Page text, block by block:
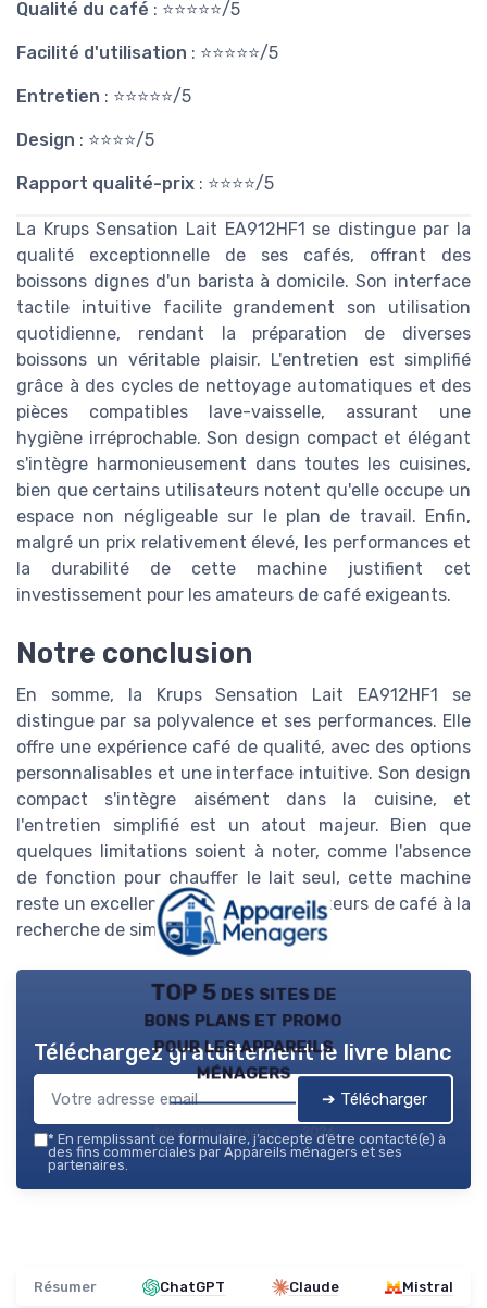
Qualité du café : ⭐️⭐️⭐️⭐️⭐️/5
Facilité d'utilisation : ⭐️⭐️⭐️⭐️⭐️/5
Entretien : ⭐️⭐️⭐️⭐️⭐️/5
Design : ⭐️⭐️⭐️⭐️/5
Rapport qualité-prix : ⭐️⭐️⭐️⭐️/5
La Krups Sensation Lait EA912HF1 se distingue par la
qualité exceptionnelle de ses cafés, offrant des
boissons dignes d'un barista à domicile. Son interface
tactile intuitive facilite grandement son utilisation
quotidienne, rendant la préparation de diverses
boissons un véritable plaisir. L'entretien est simplifié
grâce à des cycles de nettoyage automatiques et des
pièces compatibles lave-vaisselle, assurant une
hygiène irréprochable. Son design compact et élégant
s'intègre harmonieusement dans toutes les cuisines,
bien que certains utilisateurs notent qu'elle occupe un
espace non négligeable sur le plan de travail. Enfin,
malgré un prix relativement élevé, les performances et
la durabilité de cette machine justifient cet
investissement pour les amateurs de café exigeants.
Notre conclusion
En somme, la Krups Sensation Lait EA912HF1 se
distingue par sa polyvalence et ses performances. Elle
offre une expérience café de qualité, avec des options
personnalisables et une interface intuitive. Son design
compact s'intègre aisément dans la cuisine, et
l'entretien simplifié est un atout majeur. Bien que
quelques limitations soient à noter, comme l'absence
de fonction pour chauffer le lait seul, cette machine
reste un excellent choix pour les amateurs de café à la
recherche de simplicité et d'efficacité.
TOP 5 des sites de
bons plans et promo
pour les appareils
ménagers
Appareils ménagers — 2026
Téléchargez gratuitement le livre blanc
➔ Télécharger
* En remplissant ce formulaire, j’accepte d’être contacté(e) à
des fins commerciales par Appareils ménagers et ses
partenaires.
Résumer ChatGPT Claude Mistral